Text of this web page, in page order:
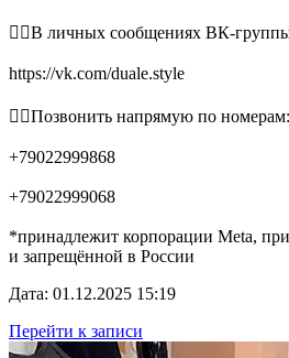
👉🏻В личных сообщениях ВК-
https://vk.com/duale.style
👉🏻Позвонить напрямую по номерам:
+79022999868
+79022999068
*принадлежит корпорации Meta,
и запрещённой в России
Дата: 01.12.2025 15:19
Перейти к записи